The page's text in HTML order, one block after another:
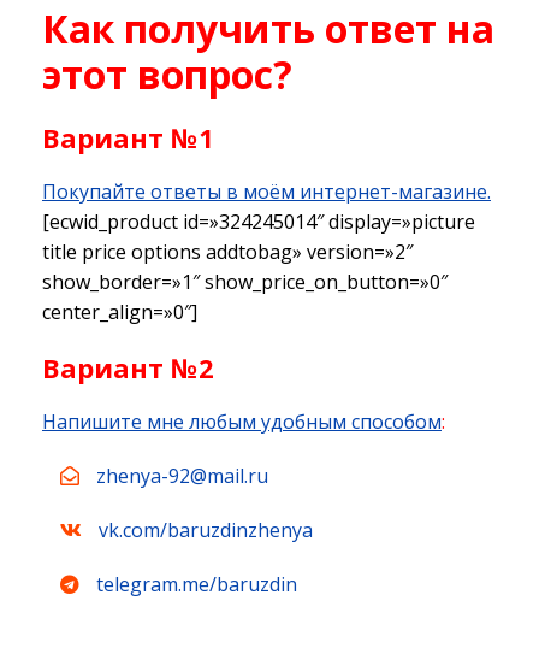
Как получить ответ на
этот вопрос?
Вариант №1
Покупайте ответы в моём интернет-магазине.
[ecwid_product id=»324245014″ display=»picture
title price options addtobag» version=»2″
show_border=»1″ show_price_on_button=»0″
center_align=»0″]
Вариант №2
Напишите мне любым удобным способом:
zhenya-92@mail.ru
vk.com/baruzdinzhenya
telegram.me/baruzdin